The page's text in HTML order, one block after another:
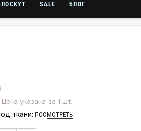
SALE БЛОГ
Цена указана за 1 шт.
ткани: ПОСМОТРЕТЬ